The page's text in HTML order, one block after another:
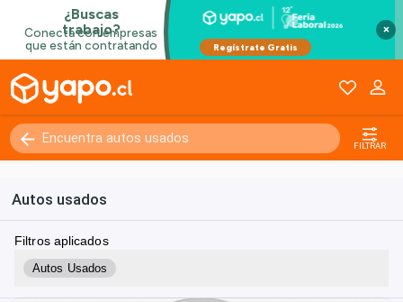
×
FILTRAR
Autos usados
Filtros aplicados
Autos Usados